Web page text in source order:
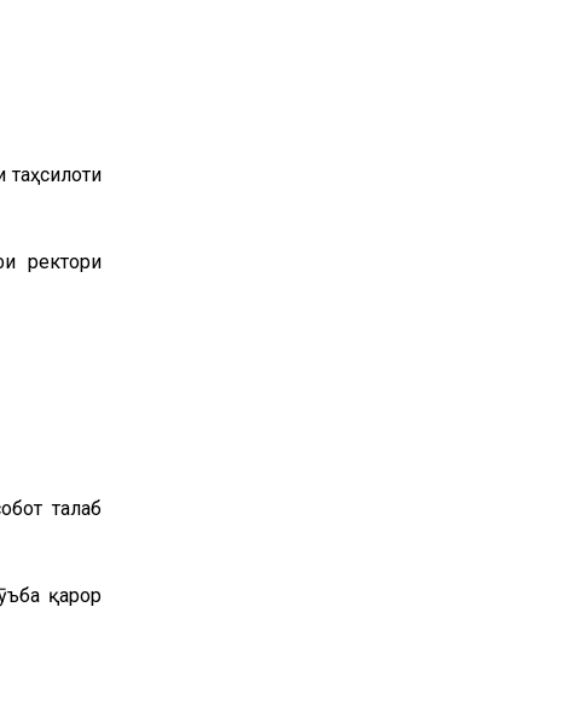
таҳсилоти
ректори
талаб
қарор